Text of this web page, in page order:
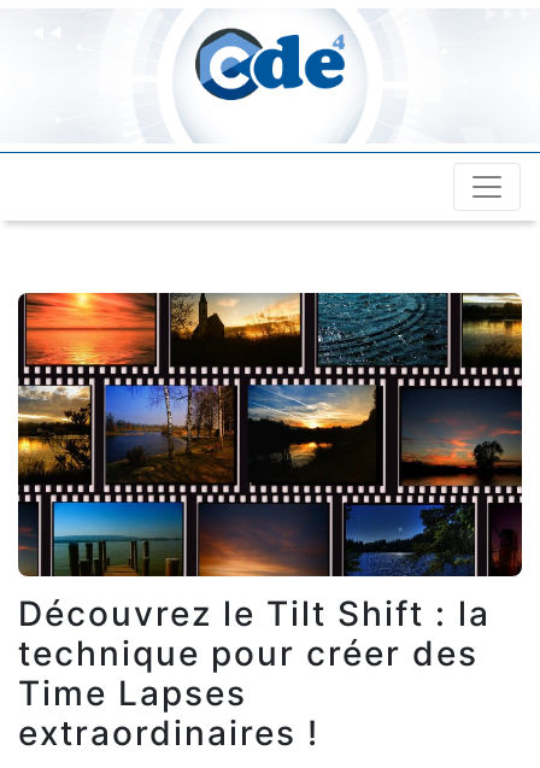
Cde4.com
Découvrez le Tilt Shift : la
technique pour créer des
Time Lapses
extraordinaires !